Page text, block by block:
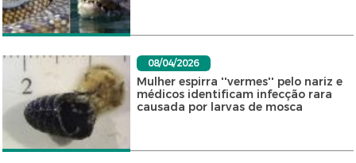
08/04/2026
Mulher espirra ''vermes'' pelo nariz e
médicos identificam infecção rara
causada por larvas de mosca